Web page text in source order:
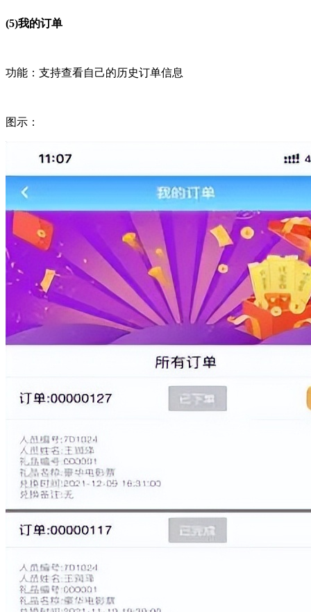
(5)我的订单
功能：支持查看自己的历史订单信息
图示：